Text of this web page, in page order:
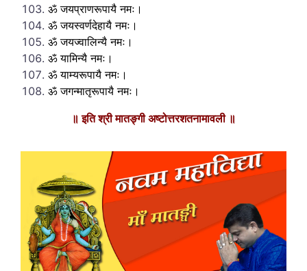
ॐ जयप्राणरूपायै नमः।
ॐ जयस्वर्णदेहायै नमः।
ॐ जयज्वालिन्यै नमः।
ॐ यामिन्यै नमः।
ॐ याम्यरूपायै नमः।
ॐ जगन्मातृरूपायै नमः।
॥ इति श्री मातङ्गी अष्टोत्तरशतनामावली ॥